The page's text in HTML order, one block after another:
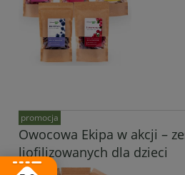
Owocowa Ekipa w akcji –
liofilizowanych dla dzieci
promocja